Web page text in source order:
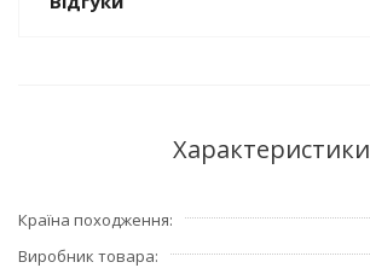
Характеристики
Країна походження
Виробник товара